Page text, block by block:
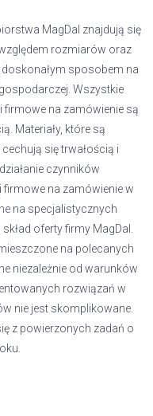
MagDal znajdują się
rozmiarów oraz
sposobem na
Wszystkie
firmowe na zamówienie są
Materiały, które są
się trwałością i
czynników
na zamówienie w
na specjalistycznych
oferty firmy MagDal.
na polecanych
niezależnie od warunków
rozwiązań w
nie jest skomplikowane.
z powierzonych zadań o